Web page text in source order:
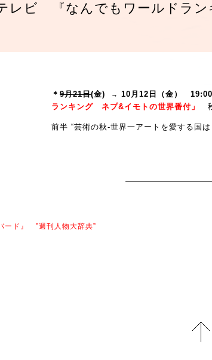
レビ 『なんでもワールドラ
＊ 9月21日(金) → 10月12日（金）
ランキング ネプ&イモトの世界番付 」
前半 “芸術の秋-世界一アートを愛する国は
ード』 ”週刊人物大辞典”